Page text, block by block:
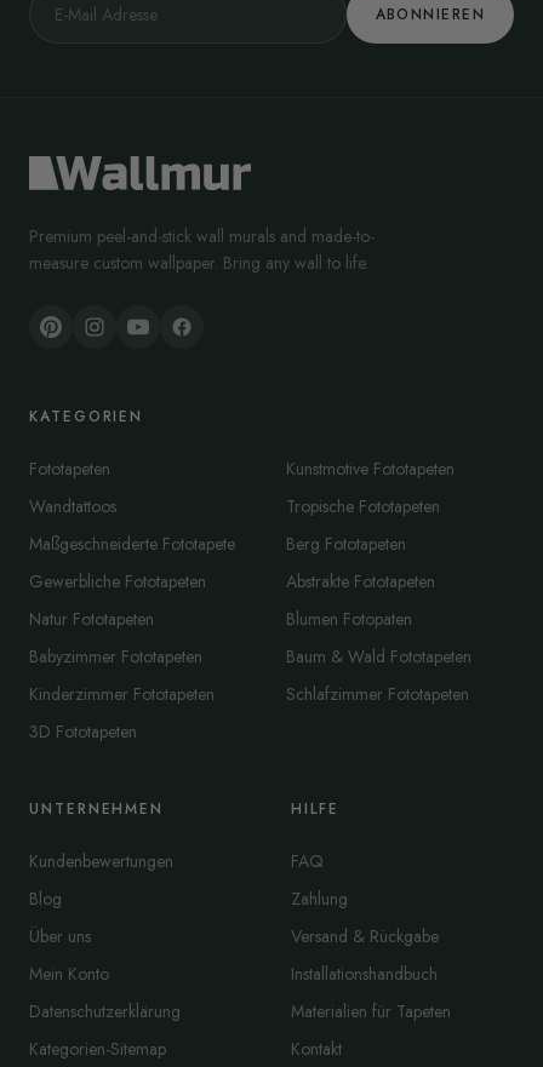
ABONNIEREN
Premium peel-and-stick wall murals and made-to-
measure custom wallpaper. Bring any wall to life.
KATEGORIEN
Fototapeten
Wandtattoos
Maßgeschneiderte Fototapete
Gewerbliche Fototapeten
Natur Fototapeten
Babyzimmer Fototapeten
Kinderzimmer Fototapeten
3D Fototapeten
Kunstmotive Fototapeten
Tropische Fototapeten
Berg Fototapeten
Abstrakte Fototapeten
Blumen Fotopaten
Baum & Wald Fototapeten
Schlafzimmer Fototapeten
UNTERNEHMEN
Kundenbewertungen
Blog
Über uns
Mein Konto
Datenschutzerklärung
Kategorien-Sitemap
HILFE
FAQ
Zahlung
Versand & Rückgabe
Installationshandbuch
Materialien für Tapeten
Kontakt